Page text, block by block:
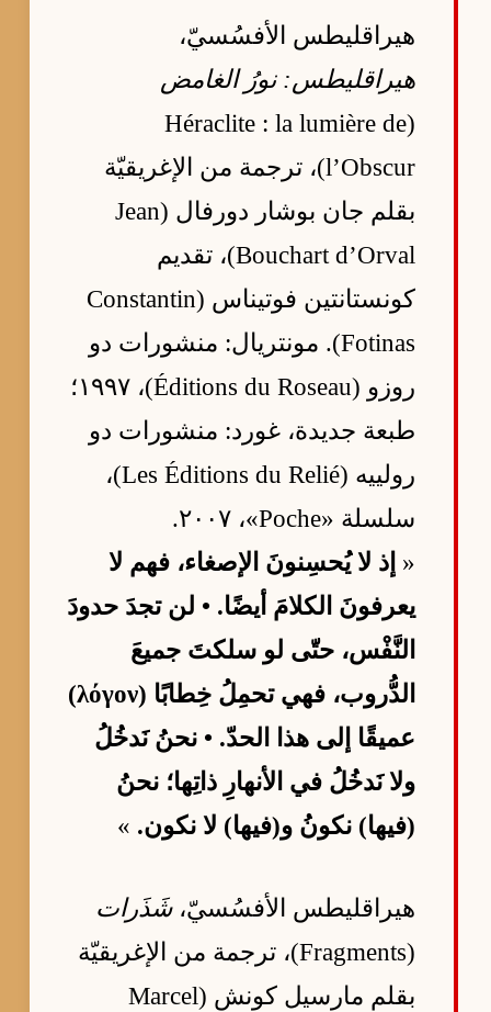
هيراقليطس الأفسُسيّ،
هيراقليطس: نورُ الغامض
(Héraclite : la lumière de
l’Obscur)، ترجمة من الإغريقيّة
بقلم جان بوشار دورفال (Jean
Bouchart d’Orval)، تقديم
كونستانتين فوتيناس (Constantin
Fotinas). مونتريال: منشورات دو
روزو (Éditions du Roseau)، ١٩٩٧؛
طبعة جديدة، غورد: منشورات دو
رولييه (Les Éditions du Relié)،
سلسلة «Poche»، ٢٠٠٧.
« إذ لا يُحسِنونَ الإصغاء، فهم لا
يعرفونَ الكلامَ أيضًا. • لن تجدَ حدودَ
النَّفْس، حتّى لو سلكتَ جميعَ
الدُّروب، فهي تحمِلُ خِطابًا (λόγον)
عميقًا إلى هذا الحدّ. • نحنُ نَدخُلُ
ولا نَدخُلُ في الأنهارِ ذاتِها؛ نحنُ
(فيها) نكونُ و(فيها) لا نكون. »
هيراقليطس الأفسُسيّ،شَذَرات
(Fragments)، ترجمة من الإغريقيّة
بقلم مارسيل كونش (Marcel